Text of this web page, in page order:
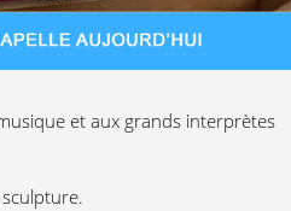
et aux grands interprètes
sculpture.